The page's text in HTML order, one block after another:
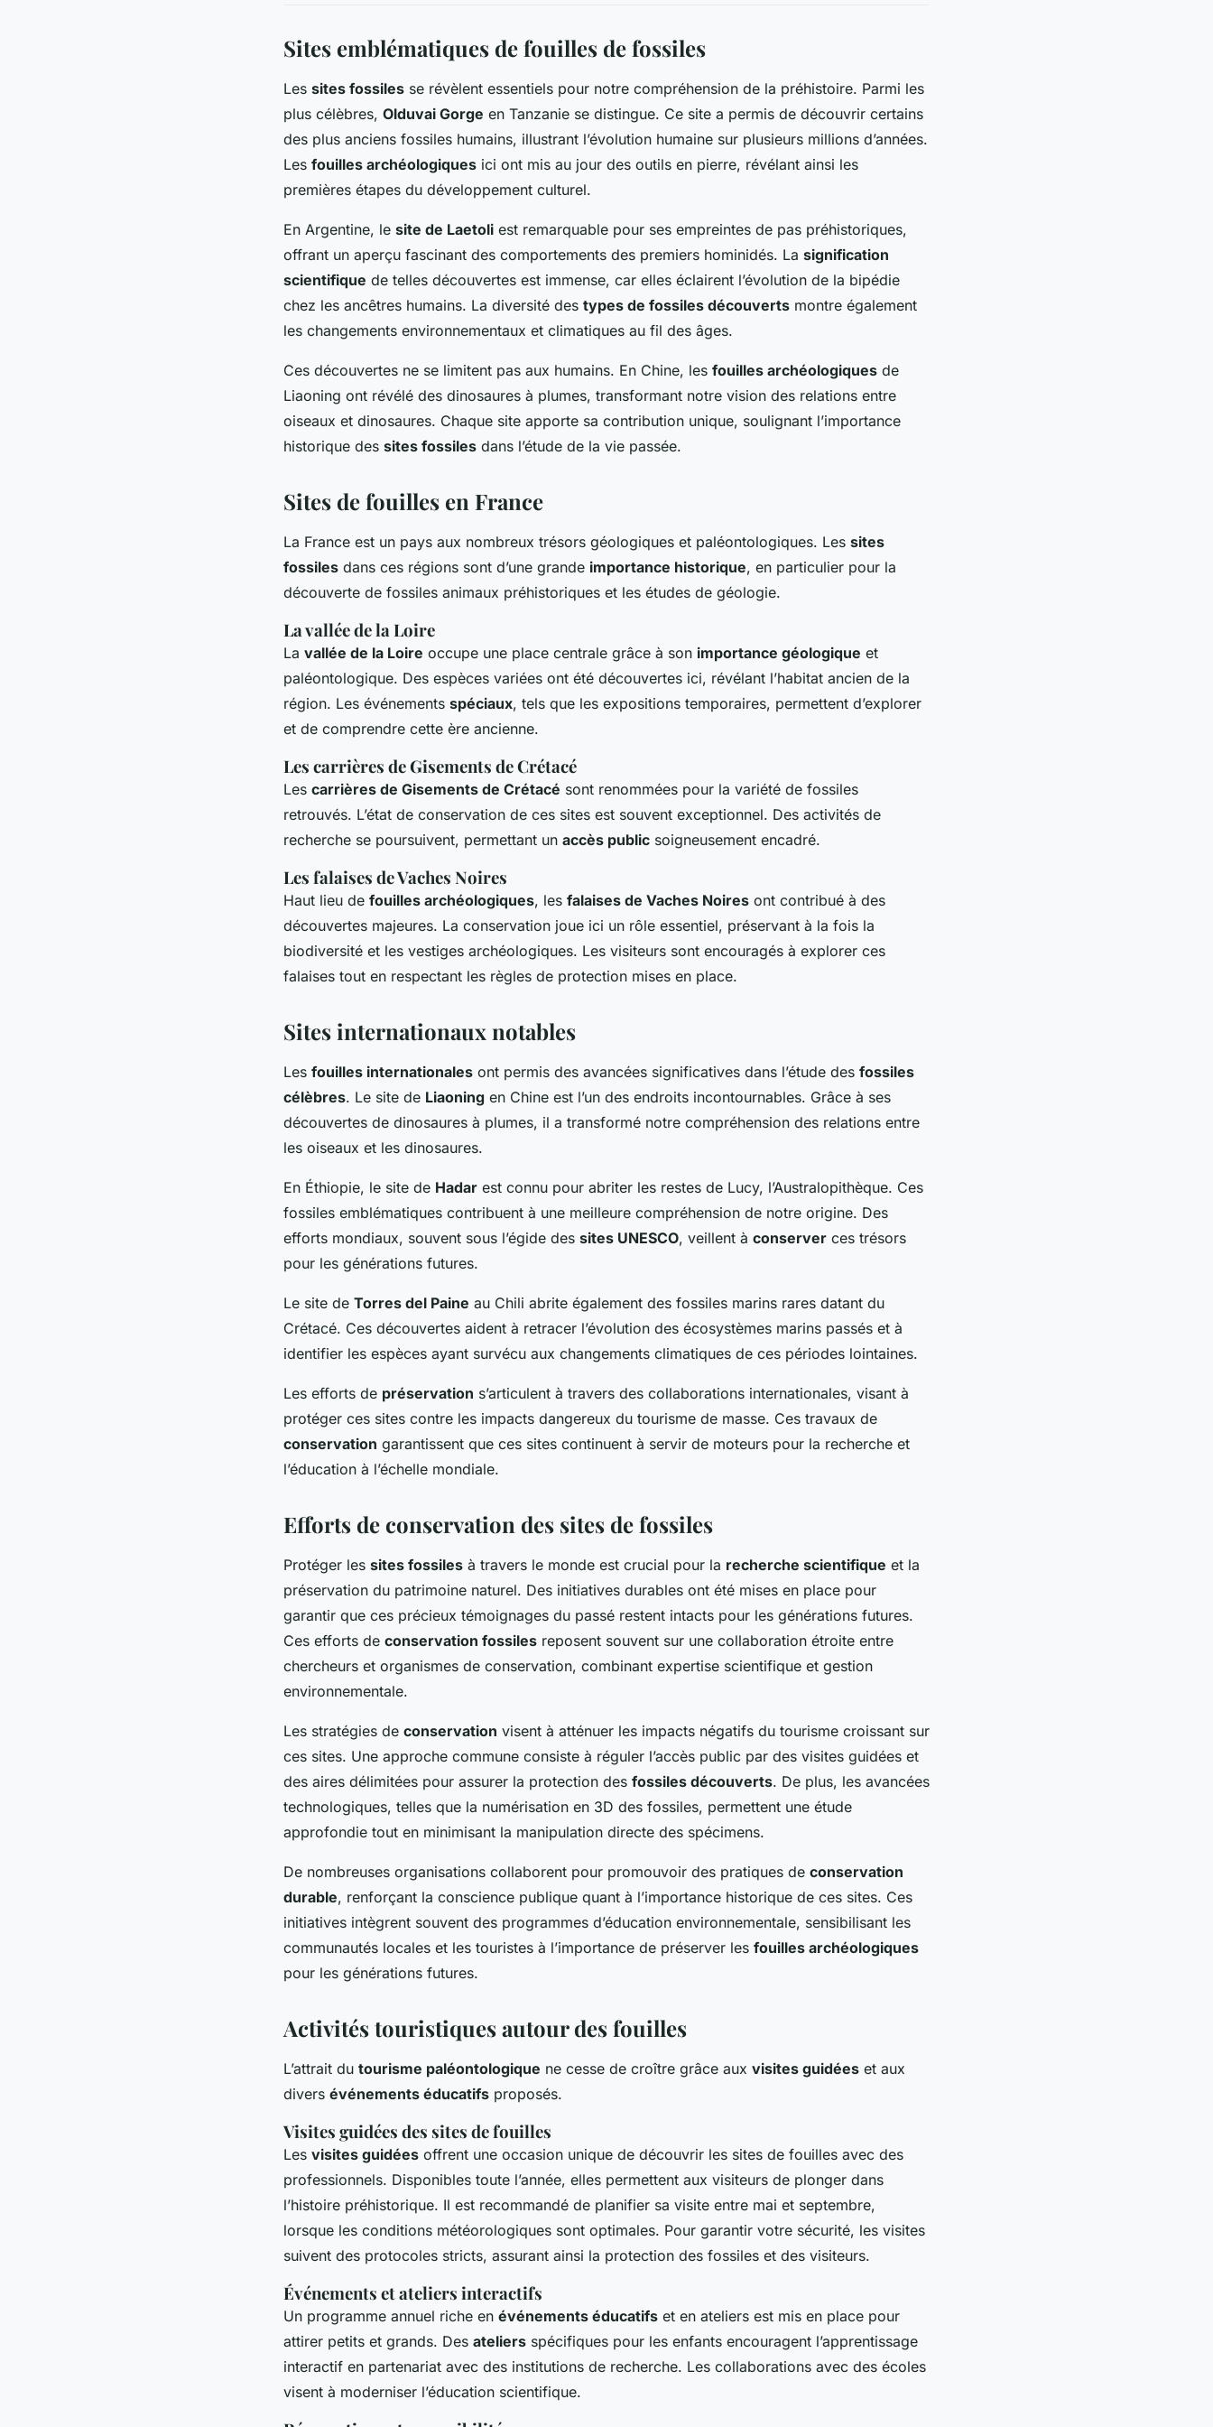
Sites emblématiques de fouilles de fossiles
Les sites fossiles se révèlent essentiels pour notre compréhension de la préhistoire. Parmi les
plus célèbres, Olduvai Gorge en Tanzanie se distingue. Ce site a permis de découvrir certains
des plus anciens fossiles humains, illustrant l’évolution humaine sur plusieurs millions d’années.
Les fouilles archéologiques ici ont mis au jour des outils en pierre, révélant ainsi les
premières étapes du développement culturel.
En Argentine, le site de Laetoli est remarquable pour ses empreintes de pas préhistoriques,
offrant un aperçu fascinant des comportements des premiers hominidés. La signification
scientifique de telles découvertes est immense, car elles éclairent l’évolution de la bipédie
chez les ancêtres humains. La diversité des types de fossiles découverts montre également
les changements environnementaux et climatiques au fil des âges.
Ces découvertes ne se limitent pas aux humains. En Chine, les fouilles archéologiques de
Liaoning ont révélé des dinosaures à plumes, transformant notre vision des relations entre
oiseaux et dinosaures. Chaque site apporte sa contribution unique, soulignant l’importance
historique des sites fossiles dans l’étude de la vie passée.
Sites de fouilles en France
La France est un pays aux nombreux trésors géologiques et paléontologiques. Les sites
fossiles dans ces régions sont d’une grande importance historique, en particulier pour la
découverte de fossiles animaux préhistoriques et les études de géologie.
La vallée de la Loire
La vallée de la Loire occupe une place centrale grâce à son importance géologique et
paléontologique. Des espèces variées ont été découvertes ici, révélant l’habitat ancien de la
région. Les événements spéciaux, tels que les expositions temporaires, permettent d’explorer
et de comprendre cette ère ancienne.
Les carrières de Gisements de Crétacé
Les carrières de Gisements de Crétacé sont renommées pour la variété de fossiles
retrouvés. L’état de conservation de ces sites est souvent exceptionnel. Des activités de
recherche se poursuivent, permettant un accès public soigneusement encadré.
Les falaises de Vaches Noires
Haut lieu de fouilles archéologiques, les falaises de Vaches Noires ont contribué à des
découvertes majeures. La conservation joue ici un rôle essentiel, préservant à la fois la
biodiversité et les vestiges archéologiques. Les visiteurs sont encouragés à explorer ces
falaises tout en respectant les règles de protection mises en place.
Sites internationaux notables
Les fouilles internationales ont permis des avancées significatives dans l’étude des fossiles
célèbres. Le site de Liaoning en Chine est l’un des endroits incontournables. Grâce à ses
découvertes de dinosaures à plumes, il a transformé notre compréhension des relations entre
les oiseaux et les dinosaures.
En Éthiopie, le site de Hadar est connu pour abriter les restes de Lucy, l’Australopithèque. Ces
fossiles emblématiques contribuent à une meilleure compréhension de notre origine. Des
efforts mondiaux, souvent sous l’égide des sites UNESCO, veillent à conserver ces trésors
pour les générations futures.
Le site de Torres del Paine au Chili abrite également des fossiles marins rares datant du
Crétacé. Ces découvertes aident à retracer l’évolution des écosystèmes marins passés et à
identifier les espèces ayant survécu aux changements climatiques de ces périodes lointaines.
Les efforts de préservation s’articulent à travers des collaborations internationales, visant à
protéger ces sites contre les impacts dangereux du tourisme de masse. Ces travaux de
conservation garantissent que ces sites continuent à servir de moteurs pour la recherche et
l’éducation à l’échelle mondiale.
Efforts de conservation des sites de fossiles
Protéger les sites fossiles à travers le monde est crucial pour la recherche scientifique et la
préservation du patrimoine naturel. Des initiatives durables ont été mises en place pour
garantir que ces précieux témoignages du passé restent intacts pour les générations futures.
Ces efforts de conservation fossiles reposent souvent sur une collaboration étroite entre
chercheurs et organismes de conservation, combinant expertise scientifique et gestion
environnementale.
Les stratégies de conservation visent à atténuer les impacts négatifs du tourisme croissant sur
ces sites. Une approche commune consiste à réguler l’accès public par des visites guidées et
des aires délimitées pour assurer la protection des fossiles découverts. De plus, les avancées
technologiques, telles que la numérisation en 3D des fossiles, permettent une étude
approfondie tout en minimisant la manipulation directe des spécimens.
De nombreuses organisations collaborent pour promouvoir des pratiques de conservation
durable, renforçant la conscience publique quant à l’importance historique de ces sites. Ces
initiatives intègrent souvent des programmes d’éducation environnementale, sensibilisant les
communautés locales et les touristes à l’importance de préserver les fouilles archéologiques
pour les générations futures.
Activités touristiques autour des fouilles
L’attrait du tourisme paléontologique ne cesse de croître grâce aux visites guidées et aux
divers événements éducatifs proposés.
Visites guidées des sites de fouilles
Les visites guidées offrent une occasion unique de découvrir les sites de fouilles avec des
professionnels. Disponibles toute l’année, elles permettent aux visiteurs de plonger dans
l’histoire préhistorique. Il est recommandé de planifier sa visite entre mai et septembre,
lorsque les conditions météorologiques sont optimales. Pour garantir votre sécurité, les visites
suivent des protocoles stricts, assurant ainsi la protection des fossiles et des visiteurs.
Événements et ateliers interactifs
Un programme annuel riche en événements éducatifs et en ateliers est mis en place pour
attirer petits et grands. Des ateliers spécifiques pour les enfants encouragent l’apprentissage
interactif en partenariat avec des institutions de recherche. Les collaborations avec des écoles
visent à moderniser l’éducation scientifique.